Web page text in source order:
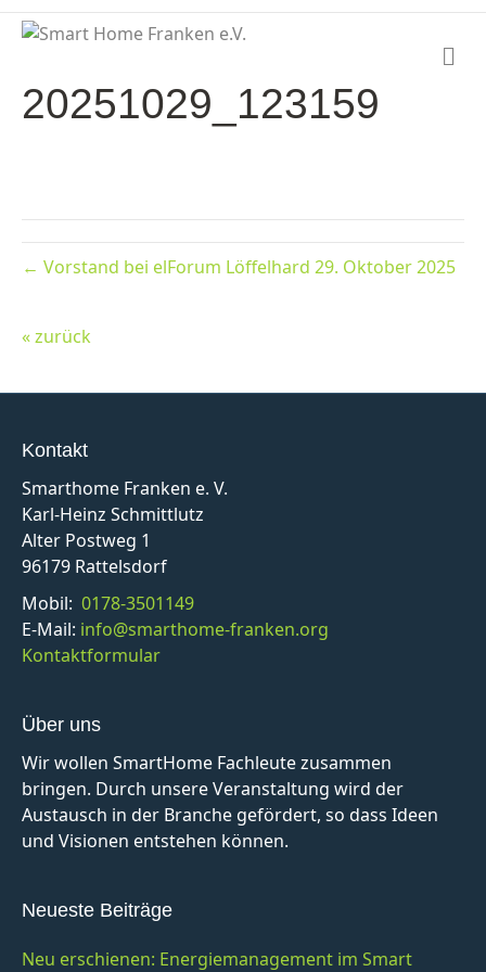
o
n
20251029_123159
← Vorstand bei elForum Löffelhard 29. Oktober 2025
« zurück
Kontakt
Smarthome Franken e. V.
Karl-Heinz Schmittlutz
Alter Postweg 1
96179 Rattelsdorf
Mobil: 0178-3501149
E-Mail: info@smarthome-franken.org
Kontaktformular
Über uns
Wir wollen SmartHome Fachleute zusammen
bringen. Durch unsere Veranstaltung wird der
Austausch in der Branche gefördert, so dass Ideen
und Visionen entstehen können.
Neueste Beiträge
Neu erschienen: Energiemanagement im Smart